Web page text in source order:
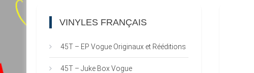
VINYLES FRANÇAIS
45T – EP Vogue Originaux et Rééditions
45T – Juke Box Vogue